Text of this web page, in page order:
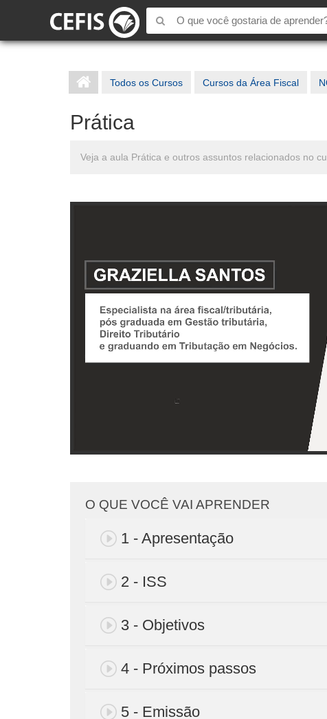
Todos os Cursos Cursos da Área Fiscal
Prática
Veja a aula Prática e outros assuntos relacionados no
O QUE VOCÊ VAI APRENDER
1 - Apresentação
2 - ISS
3 - Objetivos
4 - Próximos passos
5 - Emissão